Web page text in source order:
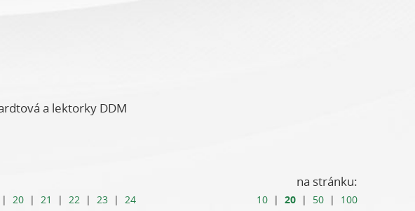
a lektorky DDM
| 20 | 21 | 22 | 23 | 24
na stránku:
10| 20| 50| 100